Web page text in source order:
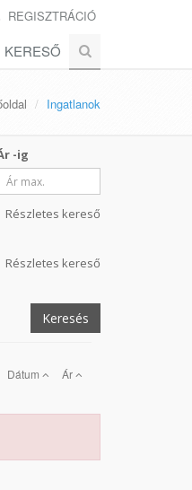
REGISZTRÁCIÓ
KERESŐ
Ingatlanok
-ig
Részletes kereső
Részletes kereső
Keresés
Dátum Ár